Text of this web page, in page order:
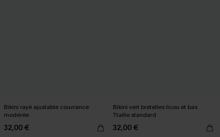
Bikini rayé ajustable couvrance
modérée
32,00 €
Bikini vert bretelles licou et bas
Ttaille standard
32,00 €